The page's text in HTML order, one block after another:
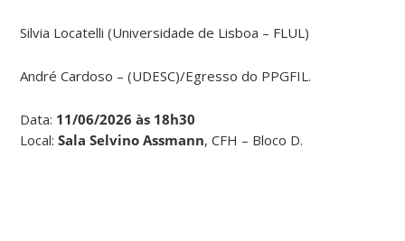
Silvia Locatelli (Universidade de Lisboa – FLUL)
André Cardoso – (UDESC)/Egresso do PPGFIL.
Data: 11/06/2026 às 18h30
Local:Sala Selvino Assmann, CFH – Bloco D.